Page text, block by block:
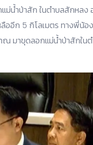
น้ำป่าสัก ในตำบลสักหลง
ลืออีก 5 กิโลเมตร ทางพี่น้
ณ มาขุดลอกแม่น้ำป่าสักใน